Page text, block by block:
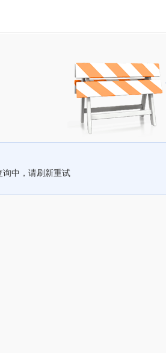
询中，请刷新重试